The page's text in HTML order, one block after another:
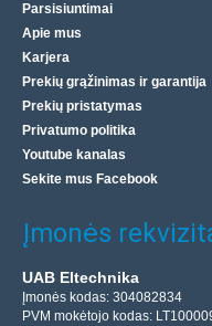
Parsisiuntimai
Apie mus
Karjera
Prekių grąžinimas ir garantija
Prekių pristatymas
Privatumo politika
Youtube kanalas
Sekite mus Facebook
Įmonės
UAB Eltechnika
Įmonės kodas: 304082834
PVM mokėtojo kodas: